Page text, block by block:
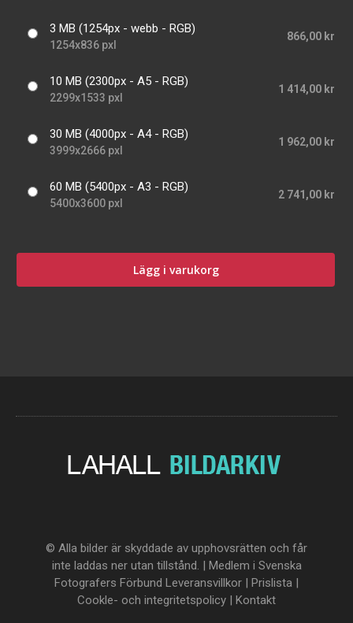
3 MB (1254px - webb - RGB)
1254x836 pxl
866,00 kr
10 MB (2300px - A5 - RGB)
2299x1533 pxl
1 414,00 kr
30 MB (4000px - A4 - RGB)
3999x2666 pxl
1 962,00 kr
60 MB (5400px - A3 - RGB)
5400x3600 pxl
2 741,00 kr
Lägg i varukorg
© Alla bilder är skyddade av upphovsrätten och får
inte laddas ner utan tillstånd. | Medlem i Svenska
Fotografers Förbund Leveransvillkor | Prislista |
Cookle- och integritetspolicy | Kontakt